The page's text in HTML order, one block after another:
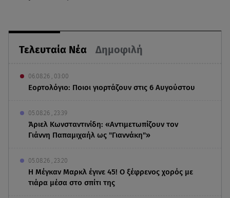
Τελευταία Νέα Δημοφιλή
06.08.26 , 03:00
Εορτολόγιο: Ποιοι γιορτάζουν στις 6 Αυγούστου
05.08.26 , 23:39
Άριελ Κωνσταντινίδη: «Αντιμετωπίζουν τον
Γιάννη Παπαμιχαήλ ως "Γιαννάκη"»
05.08.26 , 23:20
Η Μέγκαν Μαρκλ έγινε 45! Ο ξέφρενος χορός με
τιάρα μέσα στο σπίτι της